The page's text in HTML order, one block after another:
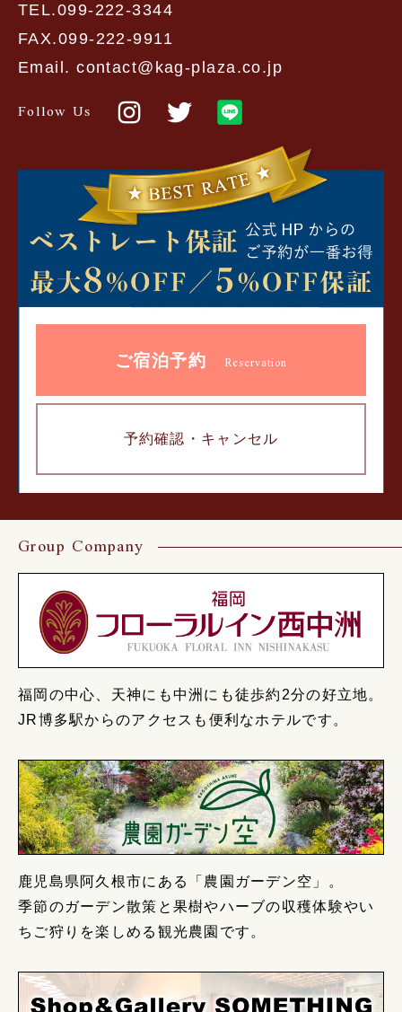
TEL.099-222-3344
FAX.099-222-9911
Email. contact@kag-plaza.co.jp
Follow Us
ご宿泊予約 Reservation
予約確認・ キャンセル
Group Company
福岡の中心、天神にも中洲にも徒歩約2分の好立地。
JR博多駅からのアクセスも便利なホテルです。
鹿児島県阿久根市にある「農園ガーデン空」。
季節のガーデン散策と果樹やハーブの収穫体験やい
ちご狩りを楽しめる観光農園です。